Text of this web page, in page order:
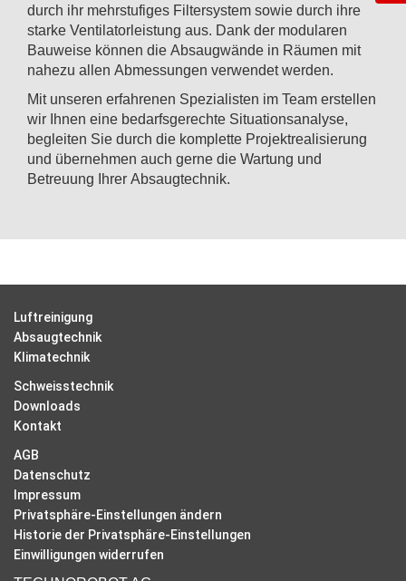
durch ihr mehrstufiges Filtersystem sowie durch ihre
starke Ventilatorleistung aus. Dank der modularen
Bauweise können die Absaugwände in Räumen mit
nahezu allen Abmessungen verwendet werden.
Mit unseren erfahrenen Spezialisten im Team erstellen
wir Ihnen eine bedarfsgerechte Situationsanalyse,
begleiten Sie durch die komplette Projektrealisierung
und übernehmen auch gerne die Wartung und
Betreuung Ihrer Absaugtechnik.
Luftreinigung
Absaugtechnik
Klimatechnik
Schweisstechnik
Downloads
Kontakt
AGB
Datenschutz
Impressum
Privatsphäre-Einstellungen ändern
Historie der Privatsphäre-Einstellungen
Einwilligungen widerrufen